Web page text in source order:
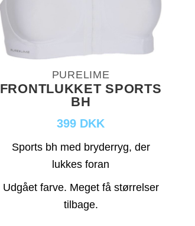
PURELIME
FRONTLUKKET SPORTS
BH
399 DKK
Sports bh med bryderryg, der
lukkes foran
Udgået farve. Meget få størrelser
tilbage.